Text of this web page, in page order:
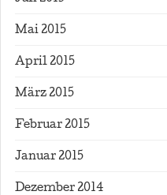
Mai 2015
April 2015
März 2015
Februar 2015
Januar 2015
Dezember 2014